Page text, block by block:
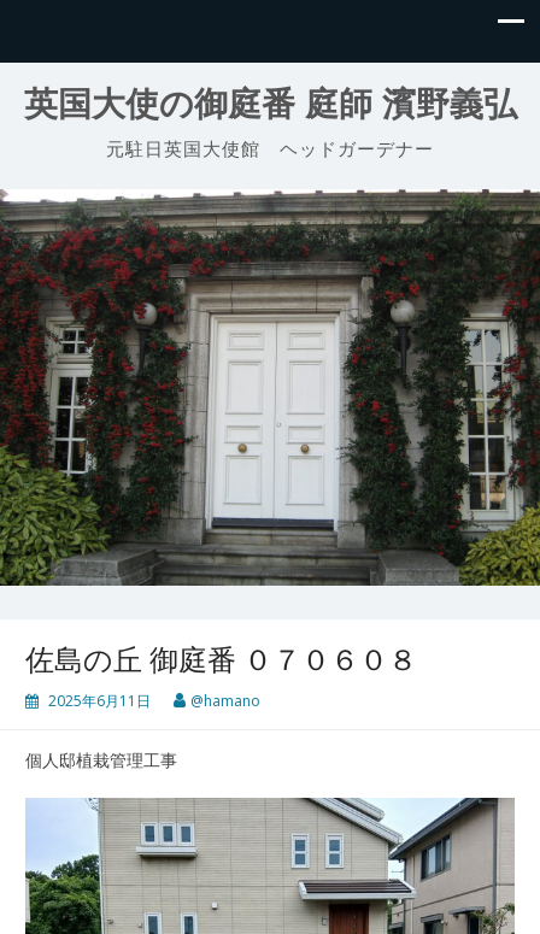
英国大使の御庭番 庭師 濱野義弘
元駐日英国大使館 ヘッドガーデナー
佐島の丘 御庭番 ０７０６０８
2025年6月11日 @hamano
個人邸植栽管理工事